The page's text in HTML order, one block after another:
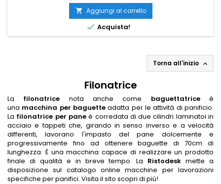
 Aggiungi al carrello
 Acquista!
Torna all'inizio 
Filonatrice
La filonatrice nota anche come baguettatriceè
una macchina per baguette adatta per le attività di panificio.
La filonatrice per paneè corredata di due cilindri laminatoi in
acciaio e tappeti che, girando in senso inverso e a velocità
differenti, lavorano l'impasto del pane dolcemente e
progressivamente fino ad ottenere baguette di 70cm di
lunghezza. È una macchina capace di realizzare un prodotto
finale di qualità e in breve tempo. La Ristodesk mette a
disposizione sul catalogo online macchine per lavorazioni
specifiche per panifici. Visita il sito scopri di più!